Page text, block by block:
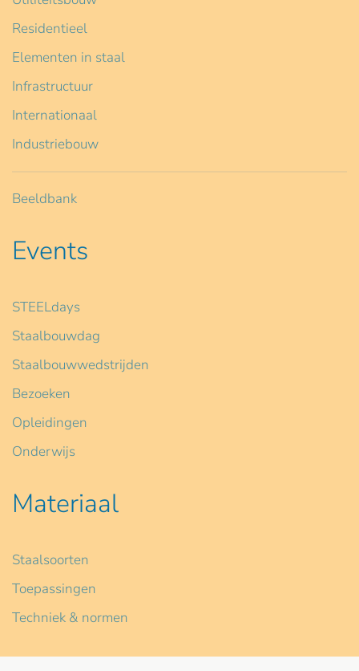
Residentieel
Elementen in staal
Infrastructuur
Internationaal
Industriebouw
Beeldbank
Events
STEELdays
Staalbouwdag
Staalbouwwedstrijden
Bezoeken
Opleidingen
Onderwijs
Materiaal
Staalsoorten
Toepassingen
Techniek & normen